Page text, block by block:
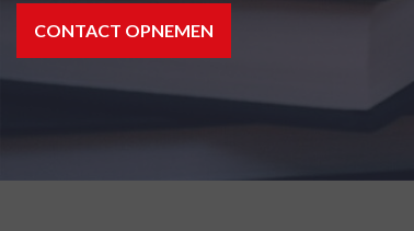
CONTACT OPNEMEN